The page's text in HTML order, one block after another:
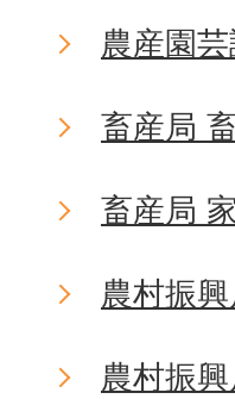
農産園
畜産局
畜産局
農村振
農村振